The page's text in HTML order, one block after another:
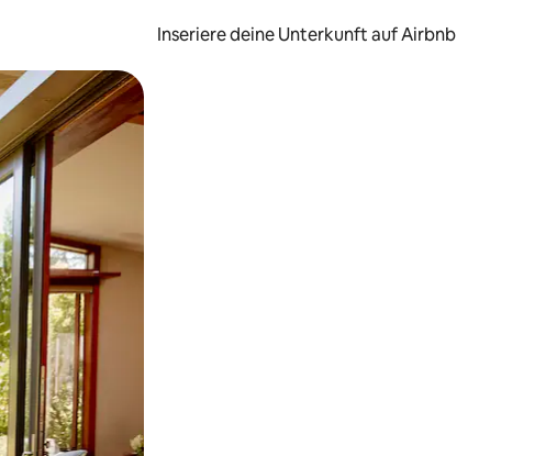
Inseriere deine Unterkunft auf Airbnb
durch Berühren oder Wischgesten.